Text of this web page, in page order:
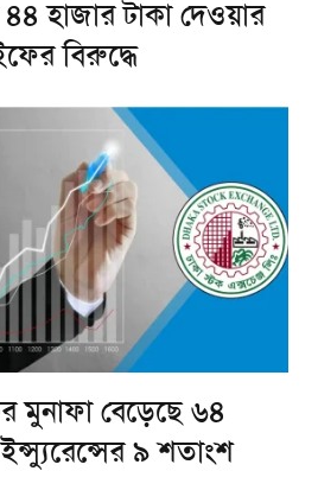
হাজার টাকা দেওয়ার
বিরুদ্ধে
মুনাফা বেড়েছে ৬৪
৯ শতাংশ